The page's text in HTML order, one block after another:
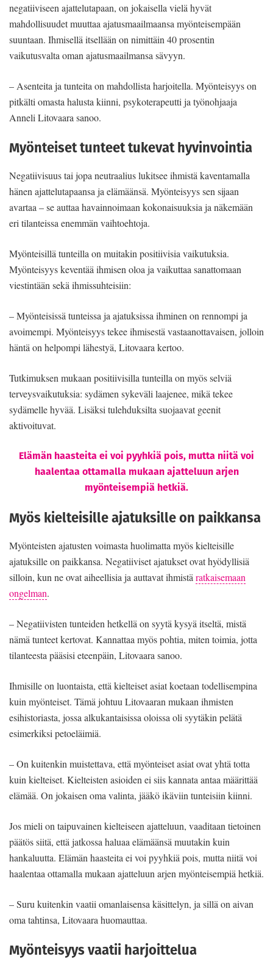
negatiiviseen ajattelutapaan, on jokaisella vielä hyvät
mahdollisuudet muuttaa ajatusmaailmaansa myönteisempään
suuntaan. Ihmisellä itsellään on nimittäin 40 prosentin
vaikutusvalta oman ajatusmaailmansa sävyyn.
– Asenteita ja tunteita on mahdollista harjoitella. Myönteisyys on
pitkälti omasta halusta kiinni, psykoterapeutti ja työnohjaaja
Anneli Litovaara sanoo.
Myönteiset tunteet tukevat hyvinvointia
Negatiivisuus tai jopa neutraalius lukitsee ihmistä kaventamalla
hänen ajattelutapaansa ja elämäänsä. Myönteisyys sen sijaan
avartaa – se auttaa havainnoimaan kokonaisuuksia ja näkemään
eri tilanteissa enemmän vaihtoehtoja.
Myönteisillä tunteilla on muitakin positiivisia vaikutuksia.
Myönteisyys keventää ihmisen oloa ja vaikuttaa sanattomaan
viestintään sekä ihmissuhteisiin:
– Myönteisissä tunteissa ja ajatuksissa ihminen on rennompi ja
avoimempi. Myönteisyys tekee ihmisestä vastaanottavaisen, jolloin
häntä on helpompi lähestyä, Litovaara kertoo.
Tutkimuksen mukaan positiivisilla tunteilla on myös selviä
terveysvaikutuksia: sydämen sykeväli laajenee, mikä tekee
sydämelle hyvää. Lisäksi tulehduksilta suojaavat geenit
aktivoituvat.
Elämän haasteita ei voi pyyhkiä pois, mutta niitä voi
haalentaa ottamalla mukaan ajatteluun arjen
myönteisempiä hetkiä.
Myös kielteisille ajatuksille on paikkansa
Myönteisten ajatusten voimasta huolimatta myös kielteisille
ajatuksille on paikkansa. Negatiiviset ajatukset ovat hyödyllisiä
silloin, kun ne ovat aiheellisia ja auttavat ihmistäratkaisemaan
ongelman.
– Negatiivisten tunteiden hetkellä on syytä kysyä itseltä, mistä
nämä tunteet kertovat. Kannattaa myös pohtia, miten toimia, jotta
tilanteesta pääsisi eteenpäin, Litovaara sanoo.
Ihmisille on luontaista, että kielteiset asiat koetaan todellisempina
kuin myönteiset. Tämä johtuu Litovaaran mukaan ihmisten
esihistoriasta, jossa alkukantaisissa oloissa oli syytäkin pelätä
esimerkiksi petoeläimiä.
– On kuitenkin muistettava, että myönteiset asiat ovat yhtä totta
kuin kielteiset. Kielteisten asioiden ei siis kannata antaa määrittää
elämää. On jokaisen oma valinta, jääkö ikäviin tunteisiin kiinni.
Jos mieli on taipuvainen kielteiseen ajatteluun, vaaditaan tietoinen
päätös siitä, että jatkossa haluaa elämäänsä muutakin kuin
hankaluutta. Elämän haasteita ei voi pyyhkiä pois, mutta niitä voi
haalentaa ottamalla mukaan ajatteluun arjen myönteisempiä hetkiä.
– Suru kuitenkin vaatii omanlaisensa käsittelyn, ja sillä on aivan
oma tahtinsa, Litovaara huomauttaa.
Myönteisyys vaatii harjoittelua